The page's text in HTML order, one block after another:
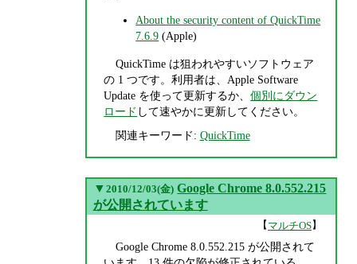
About the security content of QuickTime
7.6.9 (Apple)
QuickTime は狙われやすいソフトウェア
の 1 つです。利用者は、Apple Software
Update を使って更新するか、個別にダウン
ロード して速やかに更新してください。
関連キーワード: QuickTime
▼ 2010/12/03(金) Google Chrome 8.0.552.215
が公開されています
【 マルチOS】
Google Chrome 8.0.552.215 が公開されて